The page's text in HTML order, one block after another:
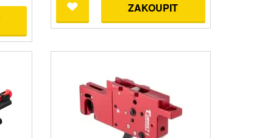
ZAKOUPIT